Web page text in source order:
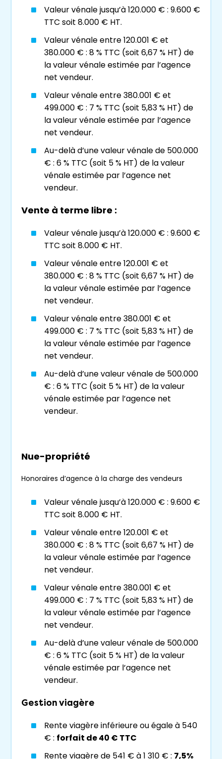
Faire face auveuvage
charges demeurent toujours aussi
lourdes.
Constituer une retraite ou une
Réaliser un placement financier
progressif pour concrétiser un projet à
moyen terme, par exemple acheter un
études des enfants.
viager à Lyon,et dans la région, attire
également de plus en plus de jeunes qui
préfèrent investir de cette manière plutôt
Viagimmo a une connaissance approfondie
de sonmarché immobilier local
en relation vendeur et acquéreur en
inscrivant leur contrat dans un cadre
équitable et maîtrisé.
Les vertus de la vente en
viager à Lyon et dans la
région
Vieillir sereinement en percevant une
rente indexéeet avantageuse
fiscalement
Réveiller votre
pour en profiter de votre vivant
Simplifier votre
succession
proches
L’efficacité de l’achat en
viager dans le Rhône et les
départements limitrophes
Se constituer un capital
en vue du
futur, de façon progressive
À prix réduit, sans tracas locatif et sans
pression fiscale
Sans mise de fonds initiale importante
Sans emprunts bancaires
Valeur vénale jusqu’à 120.000 € : 9.600 €
TTC soit 8.000 € HT.
Valeur vénale entre 120.001 € et
380.000 € : 8 % TTC (soit 6,67 % HT) de
la valeur vénale estimée par l’agence
net vendeur.
Valeur vénale entre 380.001 € et
499.000 € : 7 % TTC (soit 5,83 % HT) de
la valeur vénale estimée par l’agence
net vendeur.
Au-delà d’une valeur vénale de 500.000
€ : 6 % TTC (soit 5 % HT) de la valeur
vénale estimée par l’agence net
vendeur.
Vente à terme libre :
Valeur vénale jusqu’à 120.000 € : 9.600 €
TTC soit 8.000 € HT.
Valeur vénale entre 120.001 € et
380.000 € : 8 % TTC (soit 6,67 % HT) de
la valeur vénale estimée par l’agence
net vendeur.
Valeur vénale entre 380.001 € et
499.000 € : 7 % TTC (soit 5,83 % HT) de
la valeur vénale estimée par l’agence
net vendeur.
Au-delà d’une valeur vénale de 500.000
€ : 6 % TTC (soit 5 % HT) de la valeur
vénale estimée par l’agence net
vendeur.
Nue-propriété
Honoraires d’agence à la charge des vendeurs
Valeur vénale jusqu’à 120.000 € : 9.600 €
TTC soit 8.000 € HT.
Valeur vénale entre 120.001 € et
380.000 € : 8 % TTC (soit 6,67 % HT) de
la valeur vénale estimée par l’agence
net vendeur.
Valeur vénale entre 380.001 € et
499.000 € : 7 % TTC (soit 5,83 % HT) de
la valeur vénale estimée par l’agence
net vendeur.
Au-delà d’une valeur vénale de 500.000
€ : 6 % TTC (soit 5 % HT) de la valeur
vénale estimée par l’agence net
vendeur.
Gestion viagère
Rente viagère inférieure ou égale à 540
€ : forfait de 40 € TTC
Rente viagère de 541 € à 1 310 € : 7,5%